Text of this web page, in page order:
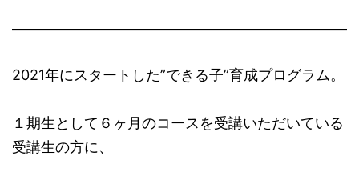
2021年にスタートした”できる子”育成プログラム。
１期生として６ヶ月のコースを受講いただいている
受講生の方に、